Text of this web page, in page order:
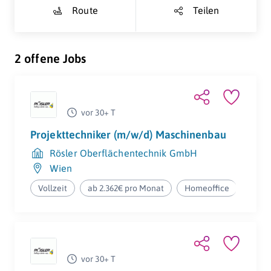
Route Teilen
2 offene Jobs
vor 30+ T
Projekttechniker (m/w/d) Maschinenbau
Rösler Oberflächentechnik GmbH
Wien
Vollzeit ab 2.362€ pro Monat Homeoffice
vor 30+ T